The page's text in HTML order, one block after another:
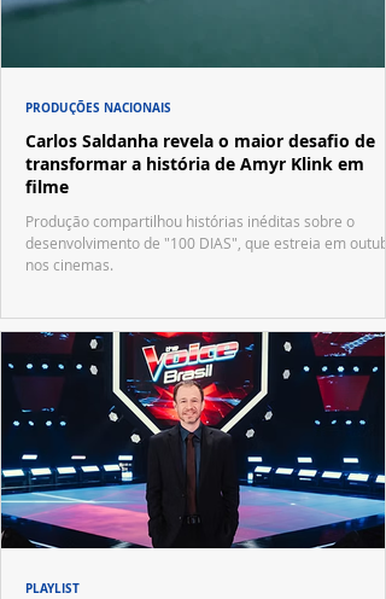
Carlos Saldanha revela o maior desafio de
transformar a história de Amyr Klink em
filme
Produção compartilhou histórias inéditas sobre o
desenvolvimento de "100 DIAS", que estreia em
nos cinemas.
PRODUÇÕES NACIONAIS
PLAYLIST